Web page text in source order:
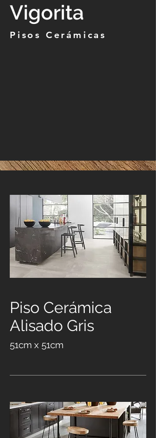
Vigorita
Pisos Cerámicas
Piso Cerámica
Alisado Gris
51cm x 51cm